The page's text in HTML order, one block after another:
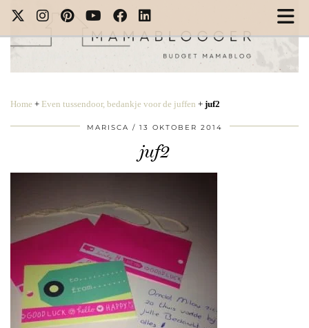
Home + Even tussendoor, bedankje voor de juffen + juf2
MARISCA 13 OKTOBER 2014
juf2